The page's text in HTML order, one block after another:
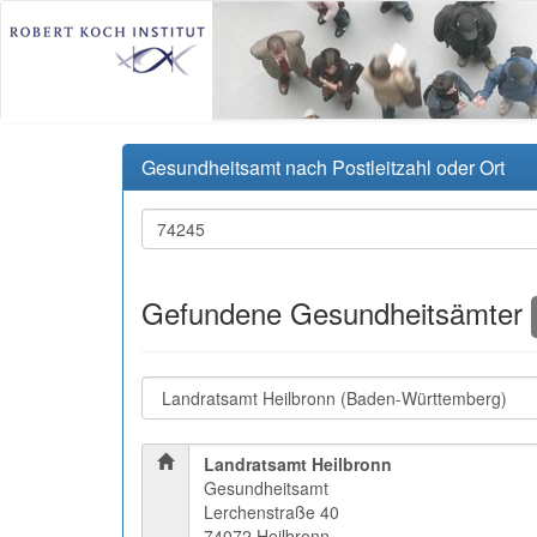
Gesundheitsamt nach Postleitzahl oder Ort
Gefundene Gesundheitsämter
Landratsamt Heilbronn
Gesundheitsamt
Lerchenstraße 40